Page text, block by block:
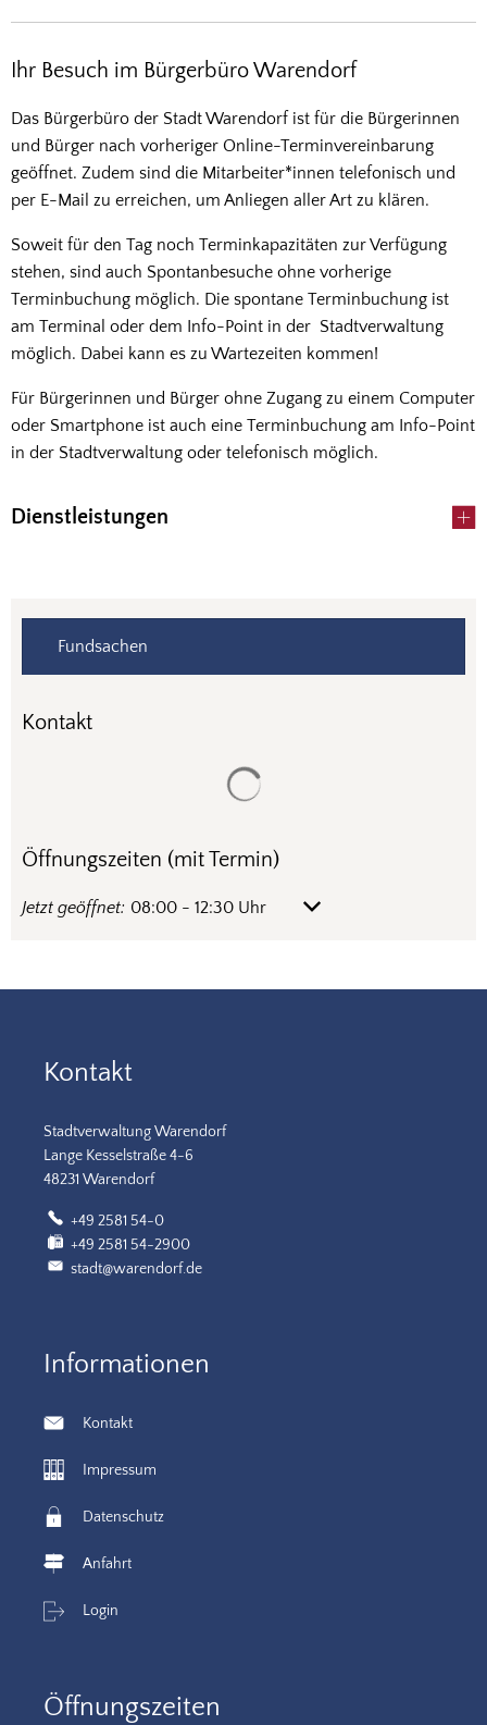
Ihr Besuch im Bürgerbüro Warendorf
Das Bürgerbüro der Stadt Warendorf ist für die Bürgerinnen
und Bürger nach vorheriger Online-Terminvereinbarung
geöffnet. Zudem sind die Mitarbeiter*innen telefonisch und
per E-Mail zu erreichen, um Anliegen aller Art zu klären.
Soweit für den Tag noch Terminkapazitäten zur Verfügung
stehen, sind auch Spontanbesuche ohne vorherige
Terminbuchung möglich. Die spontane Terminbuchung ist
am Terminal oder dem Info-Point in der Stadtverwaltung
möglich. Dabei kann es zu Wartezeiten kommen!
Für Bürgerinnen und Bürger ohne Zugang zu einem Computer
oder Smartphone ist auch eine Terminbuchung am Info-Point
in der Stadtverwaltung oder telefonisch möglich.
Dienstleistungen
Fundsachen
Kontakt
Öffnungszeiten (mit Termin)
Klicken, um weitere Öffnungs- oder Schließzeiten
Jetzt geöffnet: 08:00 - 12:30 Uhr Von 08:00 bis 12:30 Uhr
Kontakt
Stadtverwaltung Warendorf
Lange Kesselstraße 4-6
48231 Warendorf
+49 2581 54-0
+49 2581 54-2900
stadt@warendorf.de
Informationen
Kontakt
Impressum
Datenschutz
Anfahrt
Login
Öffnungszeiten